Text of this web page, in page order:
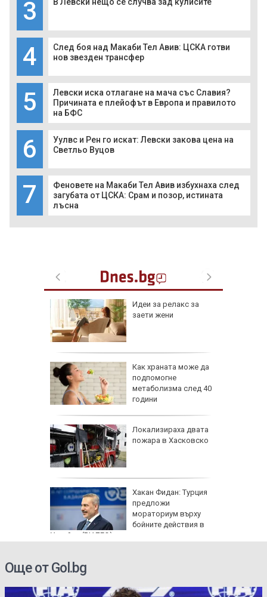
3
4
След боя над Макаби Тел Авив: ЦСКА готви
нов звезден трансфер
5
Левски иска отлагане на мача със Славия?
Причината е плейофът в Европа и правилото
на БФС
6
Уулвс и Рен го искат: Левски закова цена на
Светльо Вуцов
7
Феновете на Макаби Тел Авив избухнаха след
загубата от ЦСКА: Срам и позор, истината
лъсна
Идеи за релакс за
заети жени
Как храната може да
подпомогне
метаболизма след 40
години
Локализираха двата
пожара в Хасковско
Хакан Фидан: Турция
предложи
мораториум върху
бойните действия в
Украйна (ВИДЕО)
Още от Gol.bg